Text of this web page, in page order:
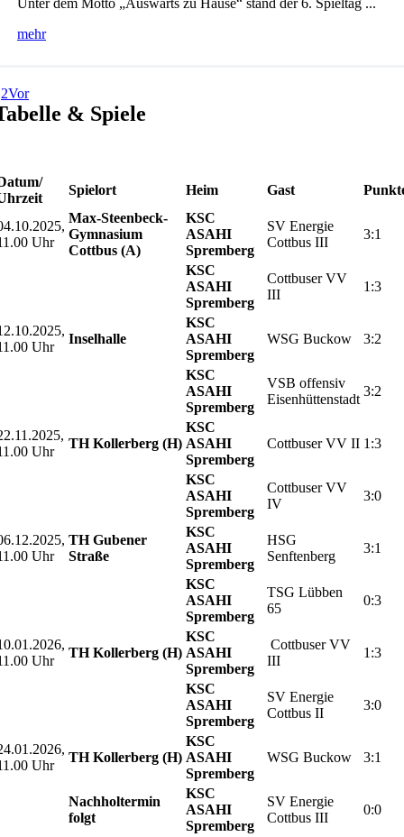
Unter dem Motto „Auswärts zu Hause“ stand der 6. Spieltag ...
mehr
2Vor
& Spiele
Spielort Heim Gast
Uhr
Max-Steenbeck-
Gymnasium
Cottbus (A)
KSC
ASAHI
Spremberg
SV Energie
Cottbus III
3:1
KSC
ASAHI
Spremberg
Cottbuser VV
III
1:3
Uhr
Inselhalle
KSC
ASAHI
Spremberg
WSG Buckow 3:2
KSC
ASAHI
Spremberg
VSB offensiv
Eisenhüttenstadt
3:2
Uhr
TH Kollerberg (H)
KSC
ASAHI
Spremberg
Cottbuser VV II 1:3
KSC
ASAHI
Spremberg
Cottbuser VV
IV
3:0
Uhr
TH Gubener
Straße
KSC
ASAHI
Spremberg
HSG
Senftenberg
3:1
KSC
ASAHI
Spremberg
TSG Lübben
65
0:3
Uhr
TH Kollerberg (H)
KSC
ASAHI
Spremberg
Cottbuser VV
III
1:3
KSC
ASAHI
Spremberg
SV Energie
Cottbus II
3:0
Uhr
TH Kollerberg (H)
KSC
ASAHI
Spremberg
WSG Buckow 3:1
Nachholtermin
folgt
KSC
ASAHI
Spremberg
SV Energie
Cottbus III
0:0